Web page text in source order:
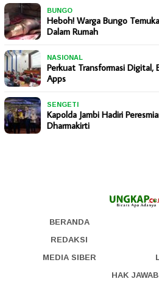
BUNGO
Heboh! Warga Bungo
Dalam Rumah
NASIONAL
Perkuat Transformasi Digital,
Apps
SENGETI
Kapolda Jambi Hadiri
Dharmakirti
BERANDA
REDAKSI
MEDIA SIBER
HAK JAWAB